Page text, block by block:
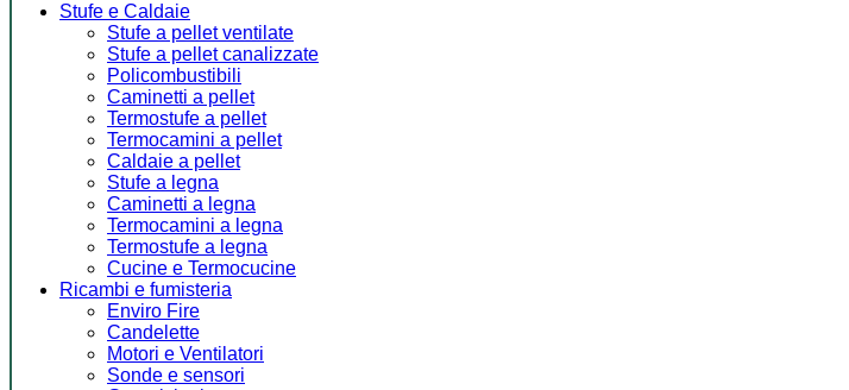
Stufe e Caldaie
Stufe a pellet ventilate
Stufe a pellet canalizzate
Policombustibili
Caminetti a pellet
Termostufe a pellet
Termocamini a pellet
Caldaie a pellet
Stufe a legna
Caminetti a legna
Termocamini a legna
Termostufe a legna
Cucine e Termocucine
Ricambi e fumisteria
Enviro Fire
Candelette
Motori e Ventilatori
Sonde e sensori